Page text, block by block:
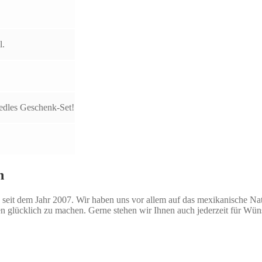
Geschenk-Set!
dem Jahr 2007. Wir haben uns vor allem auf das mexikanische
glücklich zu machen. Gerne stehen wir Ihnen auch jederzeit für